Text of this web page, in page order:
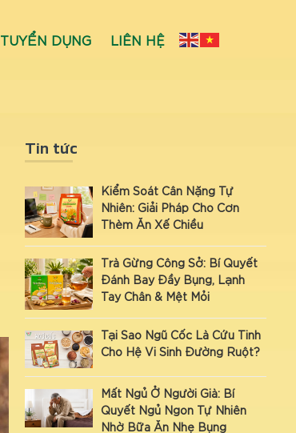
TUYỂN DỤNG LIÊN HỆ
Tin tức
Kiểm Soát Cân Nặng Tự
Nhiên: Giải Pháp Cho Cơn
Thèm Ăn Xế Chiều
Trà Gừng Công Sở: Bí Quyết
Đánh Bay Đầy Bụng, Lạnh
Tay Chân & Mệt Mỏi
Tại Sao Ngũ Cốc Là Cứu Tinh
Cho Hệ Vi Sinh Đường Ruột?
Mất Ngủ Ở Người Già: Bí
Quyết Ngủ Ngon Tự Nhiên
Nhờ Bữa Ăn Nhẹ Bụng